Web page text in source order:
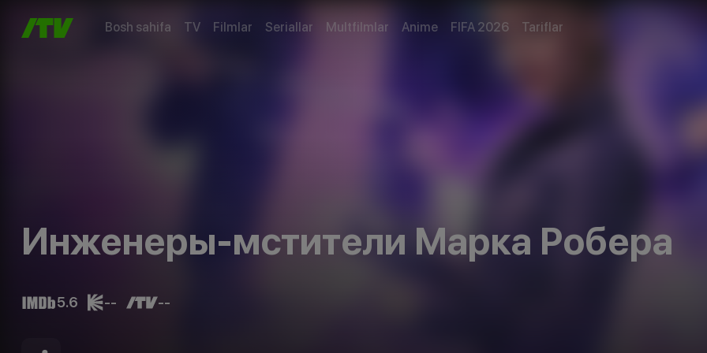
Bosh sahifa TV Filmlar Seriallar Multfilmlar Anime FIFA 2026 Tariflar
Инженеры-мстители Марка Робера
5.6 -- --